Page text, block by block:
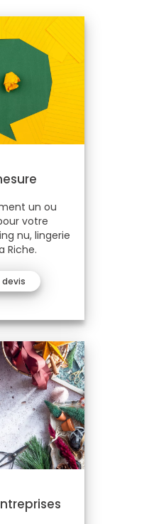
un ou
votre
nu, lingerie
Riche.
devis